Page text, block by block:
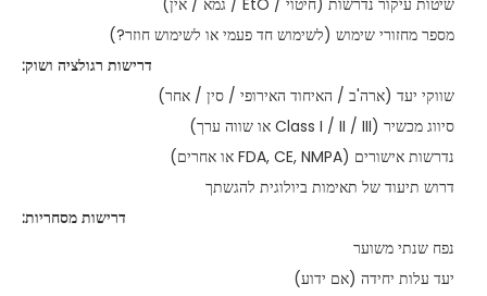
מספר מחזורי שימוש (לשימוש חד פעמי או לשימוש חוזר?)
דרישות רגולציה ושוק:
שווקי יעד (ארה'ב / האיחוד האירופי / סין / אחר)
סיווג מכשיר (Class I / II / III או שווה ערך)
נדרשות אישורים (FDA, CE, NMPA או אחרים)
דרוש תיעוד של תאימות ביולוגית להגשתך
דרישות מסחריות:
נפח שנתי משוער
יעד עלות יחידה (אם ידוע)